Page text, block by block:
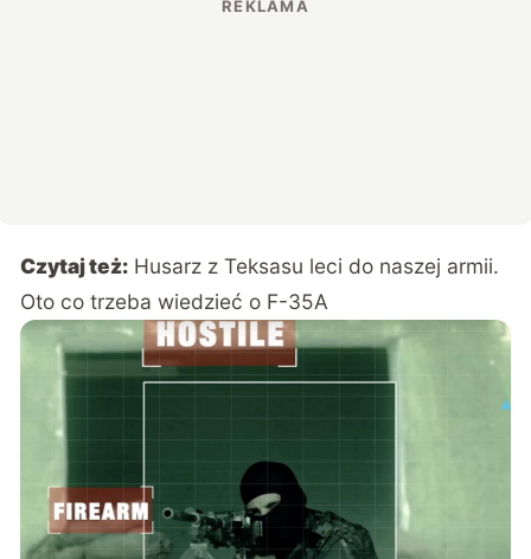
Czytaj też: Husarz z Teksasu leci do naszej armii.
Oto co trzeba wiedzieć o F-35A